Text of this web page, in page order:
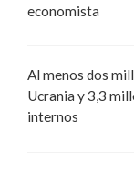
economista
Al menos dos
Ucrania y 3,3
internos